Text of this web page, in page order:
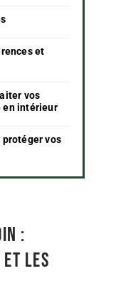
et
vos
en intérieur
vos
:
et les